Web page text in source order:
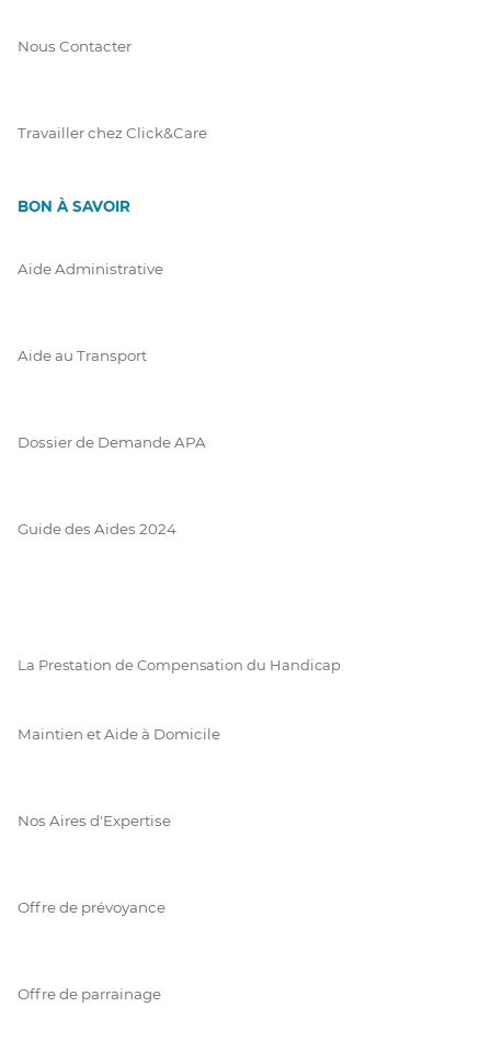
Nous Contacter
Travailler chez Click&Care
BON À SAVOIR
Aide Administrative
Aide au Transport
Dossier de Demande APA
Guide des Aides 2024
La Prestation de Compensation du Handicap
Maintien et Aide à Domicile
Nos Aires d'Expertise
Offre de prévoyance
Offre de parrainage